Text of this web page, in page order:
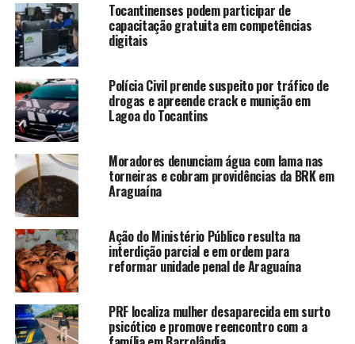
Tocantinenses podem participar de
capacitação gratuita em competências
digitais
Polícia Civil prende suspeito por tráfico de
drogas e apreende crack e munição em
Lagoa do Tocantins
Moradores denunciam água com lama nas
torneiras e cobram providências da BRK em
Araguaína
Ação do Ministério Público resulta na
interdição parcial e em ordem para
reformar unidade penal de Araguaína
PRF localiza mulher desaparecida em surto
psicótico e promove reencontro com a